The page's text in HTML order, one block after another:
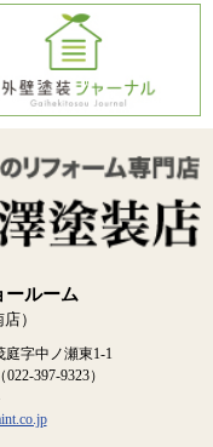
ールーム
）
字中ノ瀬東1-1
022-397-9323）